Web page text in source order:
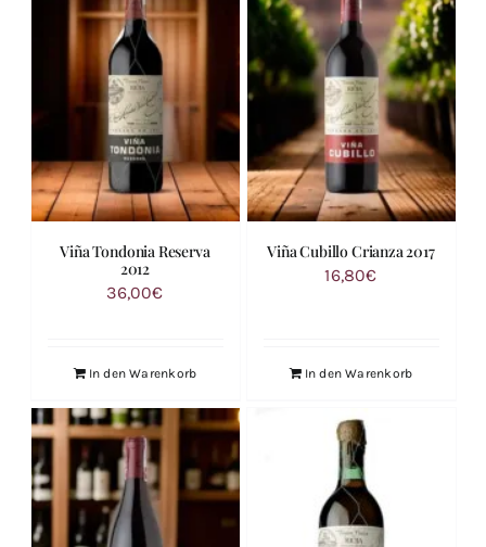
Viña Tondonia Reserva
2012
36,00€
In den Warenkorb
Viña Cubillo Crianza 2017
16,80€
In den Warenkorb